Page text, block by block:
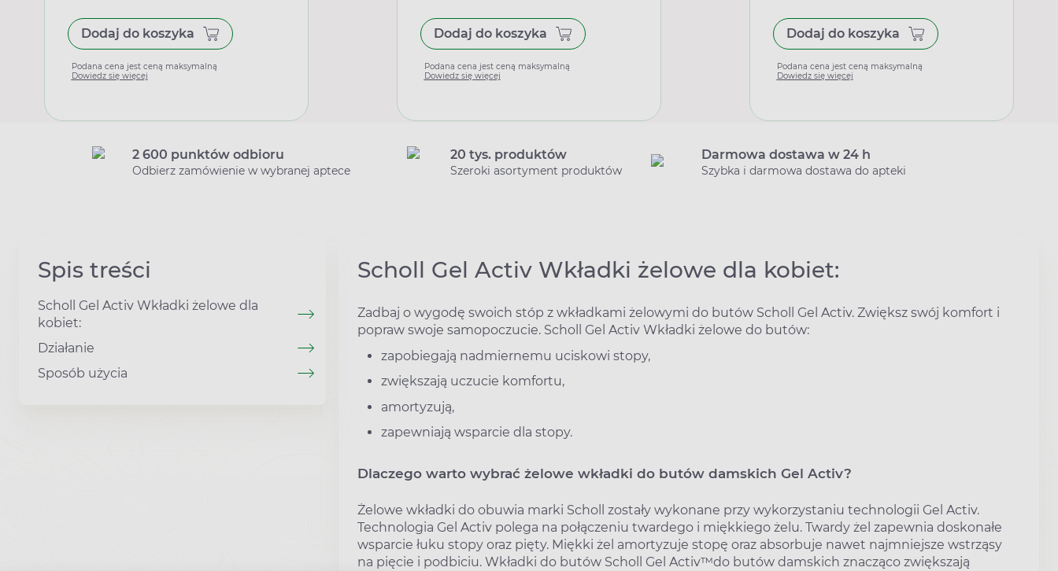
Dodaj do koszyka
Podana cena jest ceną maksymalną
Dowiedz się więcej
Dodaj do koszyka
Podana cena jest ceną maksymalną
Dowiedz się więcej
Dodaj do koszyka
Podana cena jest ceną maksymalną
Dowiedz się więcej
2 600 punktów odbioru
Odbierz zamówienie w wybranej aptece
20 tys. produktów
Szeroki asortyment produktów
Darmowa dostawa w 24 h
Szybka i darmowa dostawa do apteki
Spis treści
Scholl Gel Activ Wkładki żelowe dla
kobiet:
Działanie
Sposób użycia
Scholl Gel Activ Wkładki żelowe dla kobiet:
Zadbaj o wygodę swoich stóp z wkładkami żelowymi do butów Scholl Gel Activ. Zwiększ swój komfort i
popraw swoje samopoczucie. Scholl Gel Activ Wkładki żelowe do butów:
zapobiegają nadmiernemu uciskowi stopy,
zwiększają uczucie komfortu,
amortyzują,
zapewniają wsparcie dla stopy.
Dlaczego warto wybrać żelowe wkładki do butów damskich Gel Activ?
Żelowe wkładki do obuwia marki Scholl zostały wykonane przy wykorzystaniu technologii Gel Activ.
Technologia Gel Activ polega na połączeniu twardego i miękkiego żelu. Twardy żel zapewnia doskonałe
wsparcie łuku stopy oraz pięty. Miękki żel amortyzuje stopę oraz absorbuje nawet najmniejsze wstrząsy
na pięcie i podbiciu. Wkładki do butów Scholl Gel Activ™do butów damskich znacząco zwiększają